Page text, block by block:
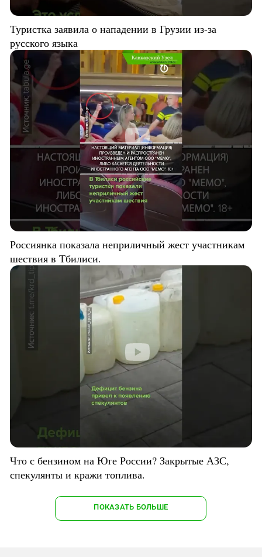
Туристка заявила о нападении в Грузии из-за
русского языка
Россиянка показала неприличный жест участникам
шествия в Тбилиси.
Что с бензином на Юге России? Закрытые АЗС,
спекулянты и кражи топлива.
ПОКАЗАТЬ БОЛЬШЕ